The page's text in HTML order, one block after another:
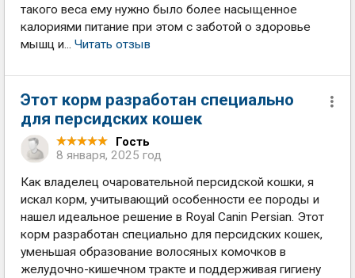
такого веса ему нужно было более насыщенное
калориями питание при этом с заботой о здоровье
мышц и... Читать отзыв
Этот корм разработан специально
для персидских кошек
Гость
8 января, 2025 год
Как владелец очаровательной персидской кошки, я
искал корм, учитывающий особенности ее породы и
нашел идеальное решение в Royal Canin Persian. Этот
корм разработан специально для персидских кошек,
уменьшая образование волосяных комочков в
желудочно-кишечном тракте и поддерживая гигиену